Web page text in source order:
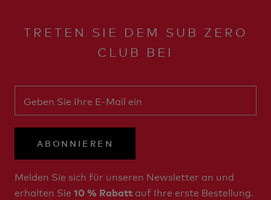
TRETEN SIE DEM SUB ZERO
CLUB BEI
ABONNIEREN
Melden Sie sich für unseren Newsletter an und
erhalten Sie 10 % Rabatt auf Ihre erste Bestellung.